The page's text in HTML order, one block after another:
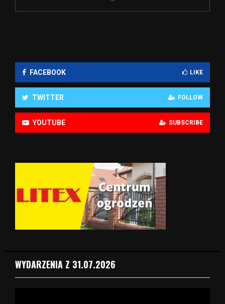
FACEBOOK LIKE
TWITTER FOLLOW
YOUTUBE SUBSCRIBE
WYDARZENIA Z 31.07.2026